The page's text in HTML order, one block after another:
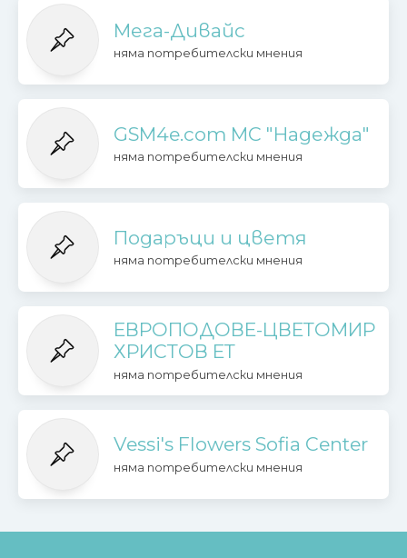
Мега-Дивайс
няма потребителски мнения
GSM4e.com МС "Надежда"
няма потребителски мнения
Подаръци и цветя
няма потребителски мнения
ЕВРОПОДОВЕ-ЦВЕТОМИР
ХРИСТОВ ЕТ
няма потребителски мнения
Vessi's Flowers Sofia Center
няма потребителски мнения